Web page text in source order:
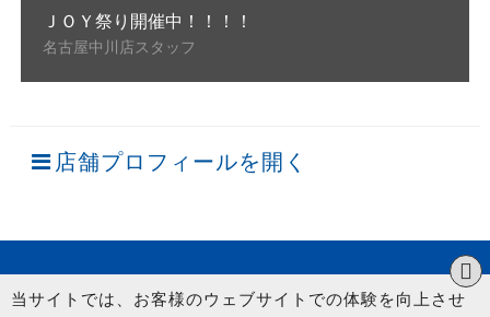
ＪＯＹ祭り開催中！！！！
名古屋中川店スタッフ
店舗プロフィールを開く
当サイトでは、お客様のウェブサイトでの体験を向上させ